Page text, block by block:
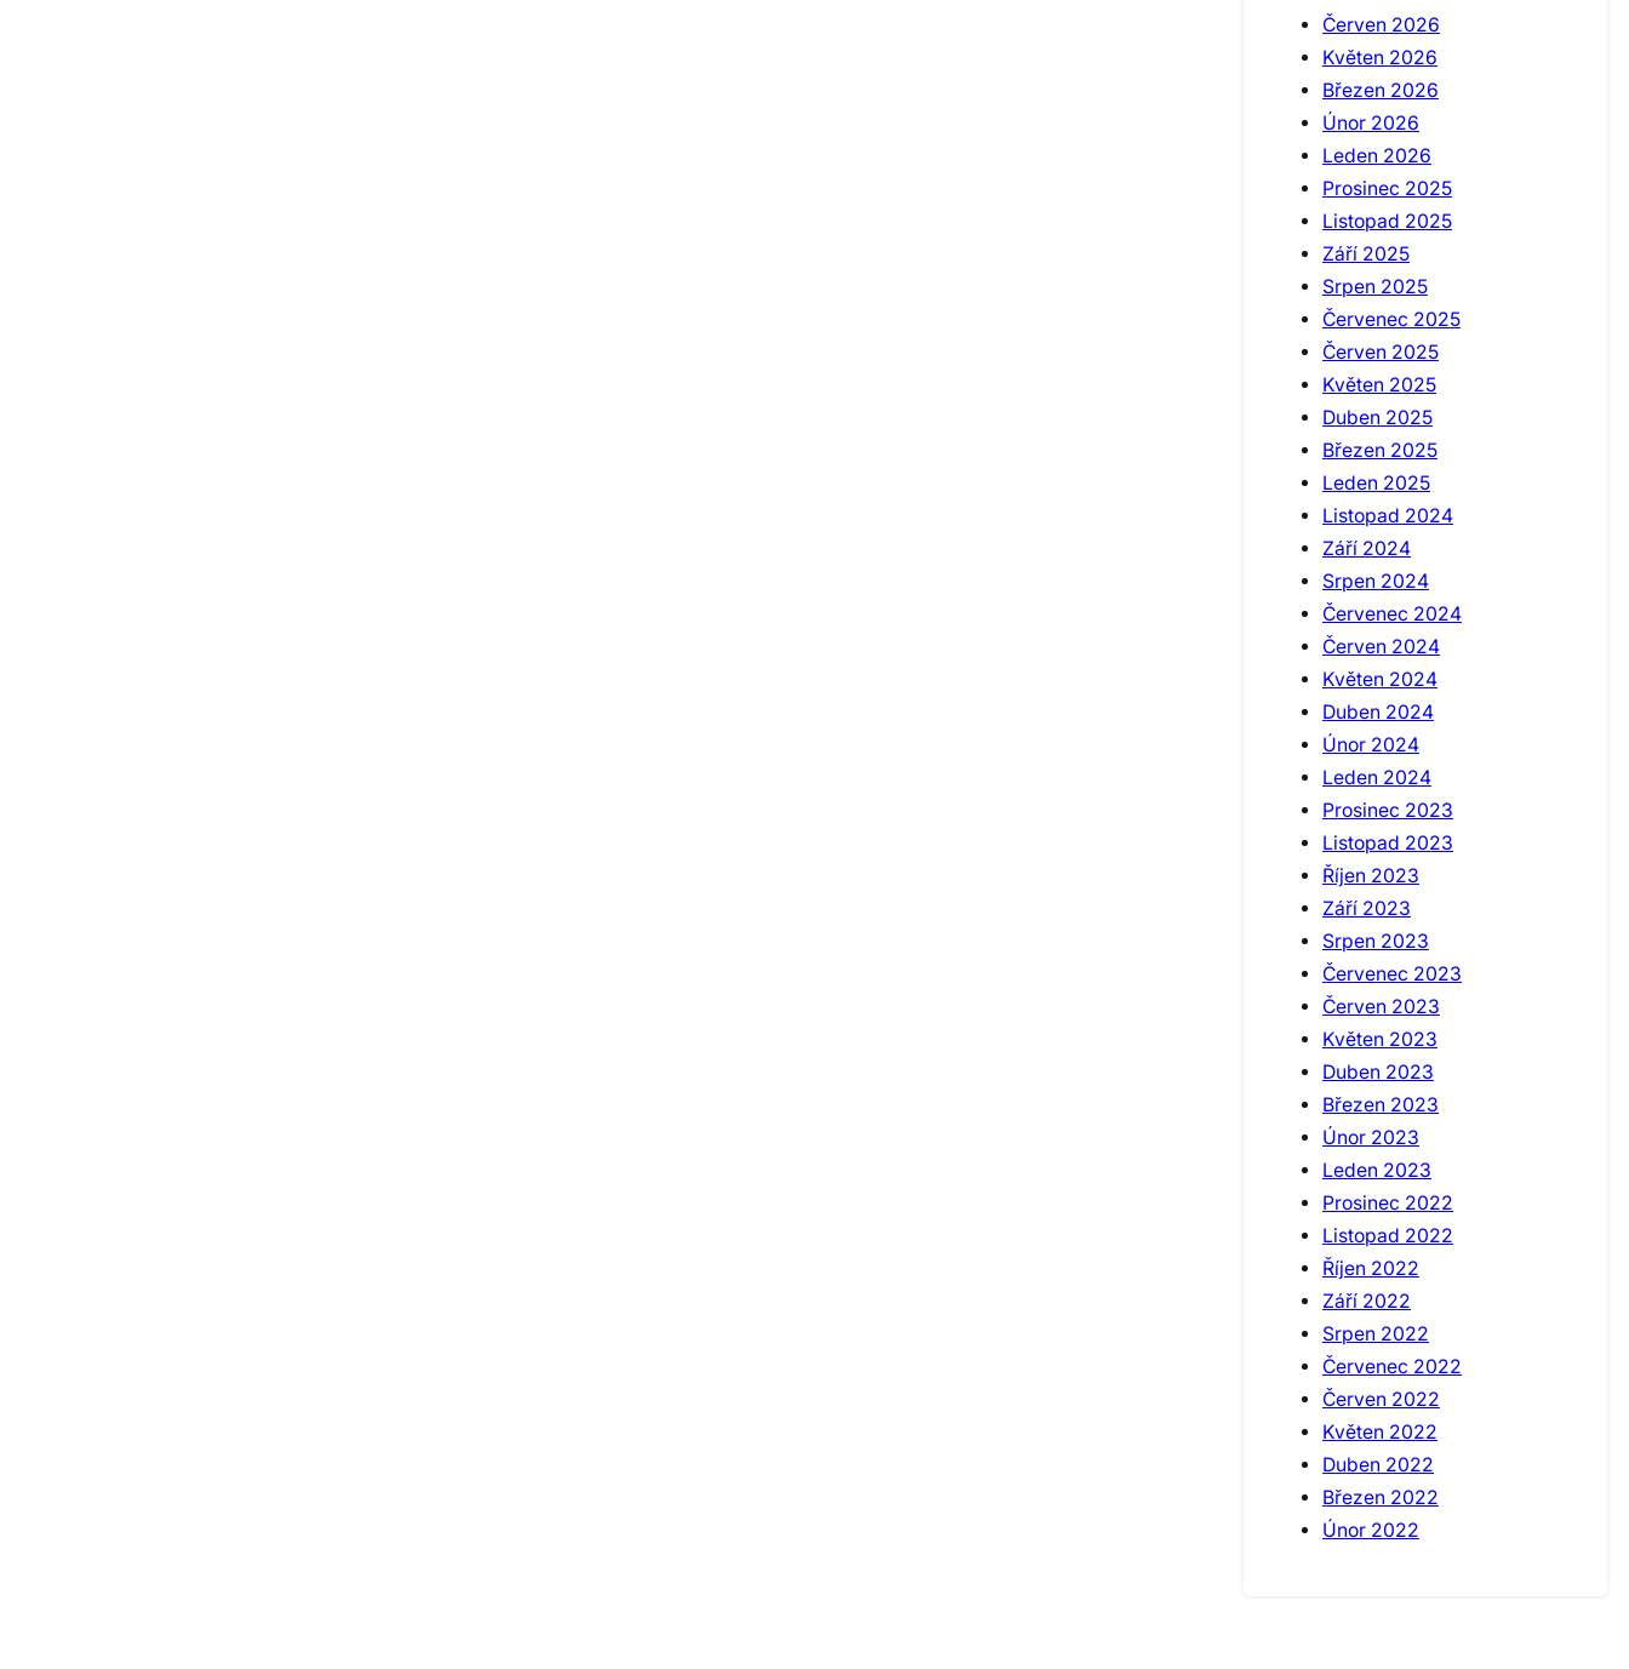
Červen 2026
Květen 2026
Březen 2026
Únor 2026
Leden 2026
Prosinec 2025
Listopad 2025
Září 2025
Srpen 2025
Červenec 2025
Červen 2025
Květen 2025
Duben 2025
Březen 2025
Leden 2025
Listopad 2024
Září 2024
Srpen 2024
Červenec 2024
Červen 2024
Květen 2024
Duben 2024
Únor 2024
Leden 2024
Prosinec 2023
Listopad 2023
Říjen 2023
Září 2023
Srpen 2023
Červenec 2023
Červen 2023
Květen 2023
Duben 2023
Březen 2023
Únor 2023
Leden 2023
Prosinec 2022
Listopad 2022
Říjen 2022
Září 2022
Srpen 2022
Červenec 2022
Červen 2022
Květen 2022
Duben 2022
Březen 2022
Únor 2022